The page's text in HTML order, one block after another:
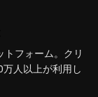
フォーム。クリ
人以上が利用し